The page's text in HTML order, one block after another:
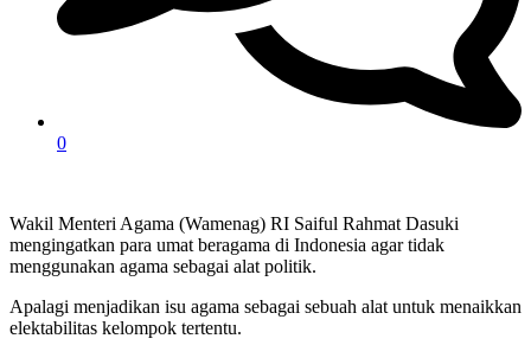
0
Wakil Menteri Agama (Wamenag) RI Saiful Rahmat Dasuki
mengingatkan para umat beragama di Indonesia agar tidak
menggunakan agama sebagai alat politik.
Apalagi menjadikan isu agama sebagai sebuah alat untuk menaikkan
elektabilitas kelompok tertentu.